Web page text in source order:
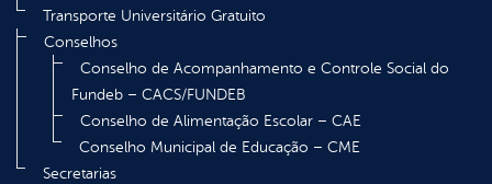
Transporte Universitário Gratuito
Conselhos
Conselho de Acompanhamento e Controle Social do
Fundeb – CACS/FUNDEB
Conselho de Alimentação Escolar – CAE
Conselho Municipal de Educação – CME
Secretarias